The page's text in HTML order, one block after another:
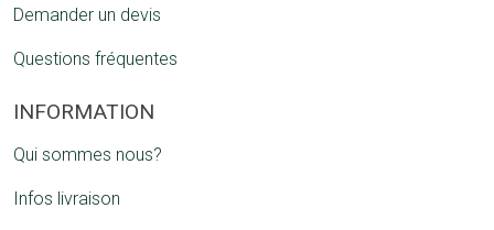
Demander un devis
Questions fréquentes
INFORMATION
Qui sommes nous?
Infos livraison